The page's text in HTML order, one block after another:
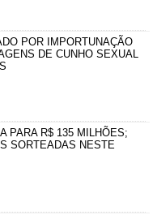
POR IMPORTUNAÇÃO
DE CUNHO SEXUAL
PARA R$ 135 MILHÕES;
SORTEADAS NESTE